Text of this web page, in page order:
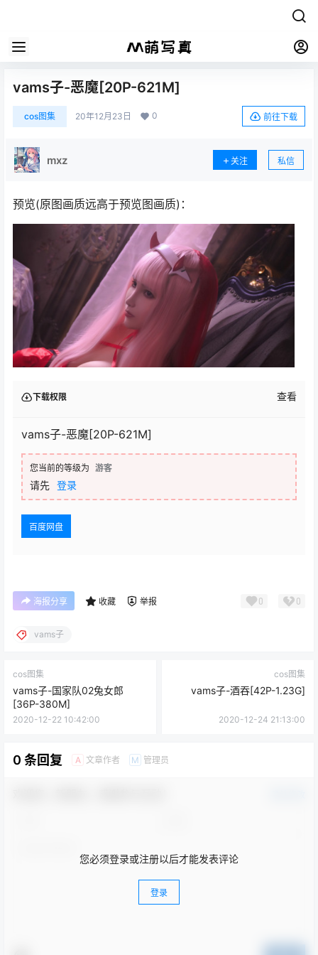
vams子-恶魔[20P-621M]
cos图集 20年12月23日 0 前往下载
mxz 关注 私信
预览(原图画质远高于预览图画质)：
下载权限 查看
vams子-恶魔[20P-621M]
您当前的等级为 游客
请先 登录
百度网盘
海报分享 收藏 举报 0 0
vams子
cos图集
vams子-国家队02兔女郎
[36P-380M]
2020-12-22 10:42:00
cos图集
vams子-酒吞[42P-1.23G]
2020-12-24 21:13:00
0 条回复 A 文章作者 M 管理员
您必须登录或注册以后才能发表评论
登录